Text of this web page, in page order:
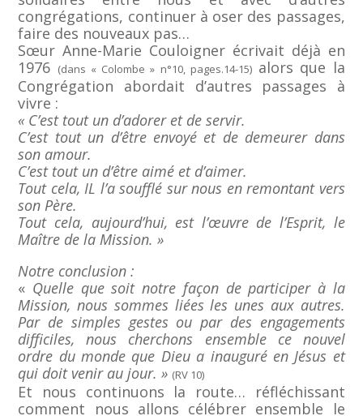
congrégations, continuer à oser des passages,
faire des nouveaux pas…
Sœur Anne-Marie Couloigner écrivait déjà en
1976 (dans « Colombe » n°10, pages.14-15)alors que la
Congrégation abordait d’autres passages à
vivre :
« C’est tout un d’adorer et de servir.
C’est tout un d’être envoyé et de demeurer dans
son amour.
C’est tout un d’être aimé et d’aimer.
Tout cela, IL l’a soufflé sur nous en remontant vers
son Père.
Tout cela, aujourd’hui, est l’œuvre de l’Esprit, le
Maître de la Mission. »
Notre conclusion :
« Quelle que soit notre façon de participer à la
Mission, nous sommes liées les unes aux autres.
Par de simples gestes ou par des engagements
difficiles, nous cherchons ensemble ce nouvel
ordre du monde que Dieu a inauguré en Jésus et
qui doit venir au jour. » (RV 10)
Et nous continuons la route… réfléchissant
comment nous allons célébrer ensemble le